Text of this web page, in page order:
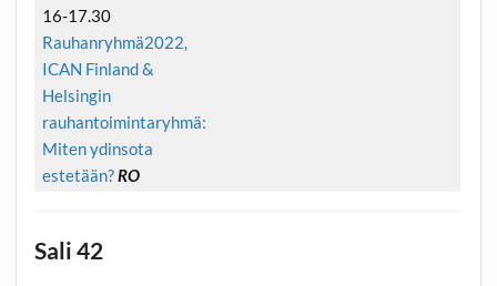
16-17.30
Rauhanryhmä2022,
ICAN Finland &
Helsingin
rauhantoimintaryhmä:
Miten ydinsota
estetään?RO
Sali 42